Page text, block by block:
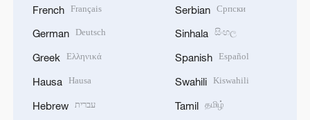
French Français
German Deutsch
Greek Ελληνικά
Hausa Hausa
Hebrew עברית
Serbian Српски
Sinhala සිංහල
Spanish Español
Swahili Kiswahili
Tamil தமிழ்